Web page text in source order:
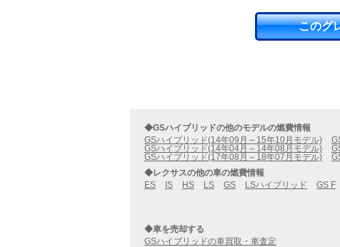
このグ
◆GSハイブリッドの他のモデルの燃費情報
GSハイブリッド(14年09月～15年10月モデル)
GSハイブリッド(14年04月～14年08月モデル)
GSハイブリッド(17年08月～18年07月モデル)
◆レクサスの他の車の燃費情報
ES
IS HS LS GS LSハイブリッド GS F
◆車を売却する
GSハイブリッドの車買取・車査定